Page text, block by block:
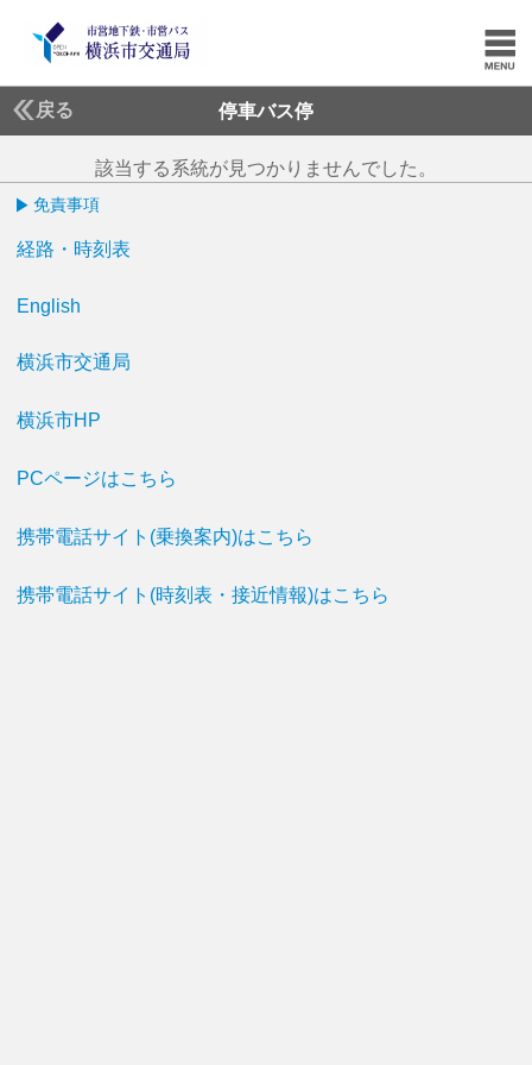
戻る 停車バス停
該当する系統が見つかりませんでした。
免責事項
経路・時刻表
English
横浜市交通局
横浜市HP
PCページはこちら
携帯電話サイト(乗換案内)はこちら
携帯電話サイト(時刻表・接近情報)はこちら